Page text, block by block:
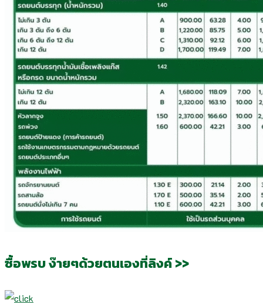
ซื้อพรบ ง๊ายๆด้วยตนเองที่ลิงค์ >>